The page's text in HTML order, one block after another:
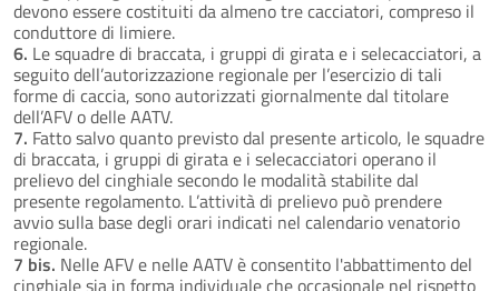
devono essere costituiti da almeno tre cacciatori, compreso il
conduttore di limiere.
6. Le squadre di braccata, i gruppi di girata e i selecacciatori, a
seguito dell’autorizzazione regionale per l’esercizio di tali
forme di caccia, sono autorizzati giornalmente dal titolare
dell’AFV o delle AATV.
7. Fatto salvo quanto previsto dal presente articolo, le squadre
di braccata, i gruppi di girata e i selecacciatori operano il
prelievo del cinghiale secondo le modalità stabilite dal
presente regolamento. L’attività di prelievo può prendere
avvio sulla base degli orari indicati nel calendario venatorio
regionale.
7 bis. Nelle AFV e nelle AATV è consentito l'abbattimento del
cinghiale sia in forma individuale che occasionale nel rispetto